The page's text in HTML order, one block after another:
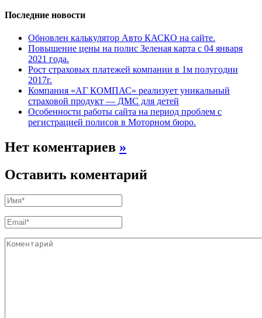
Последние новости
Обновлен калькулятор Авто КАСКО на сайте.
Повышение цены на полис Зеленая карта с 04 января
2021 года.
Рост страховых платежей компании в 1м полугодии
2017г.
Компания «АГ КОМПАС» реализует уникальный
страховой продукт — ДМС для детей
Особенности работы сайта на период проблем с
регистрацией полисов в Моторном бюро.
Нет коментариев »
Оставить коментарий